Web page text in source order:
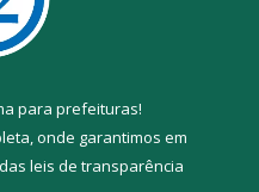
para prefeituras!
onde garantimos em
leis de transparência